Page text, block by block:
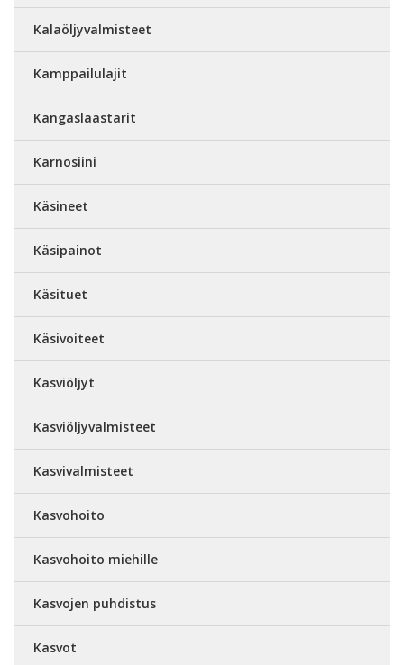
Kalaöljyvalmisteet
Kamppailulajit
Kangaslaastarit
Karnosiini
Käsineet
Käsipainot
Käsituet
Käsivoiteet
Kasviöljyt
Kasviöljyvalmisteet
Kasvivalmisteet
Kasvohoito
Kasvohoito miehille
Kasvojen puhdistus
Kasvot